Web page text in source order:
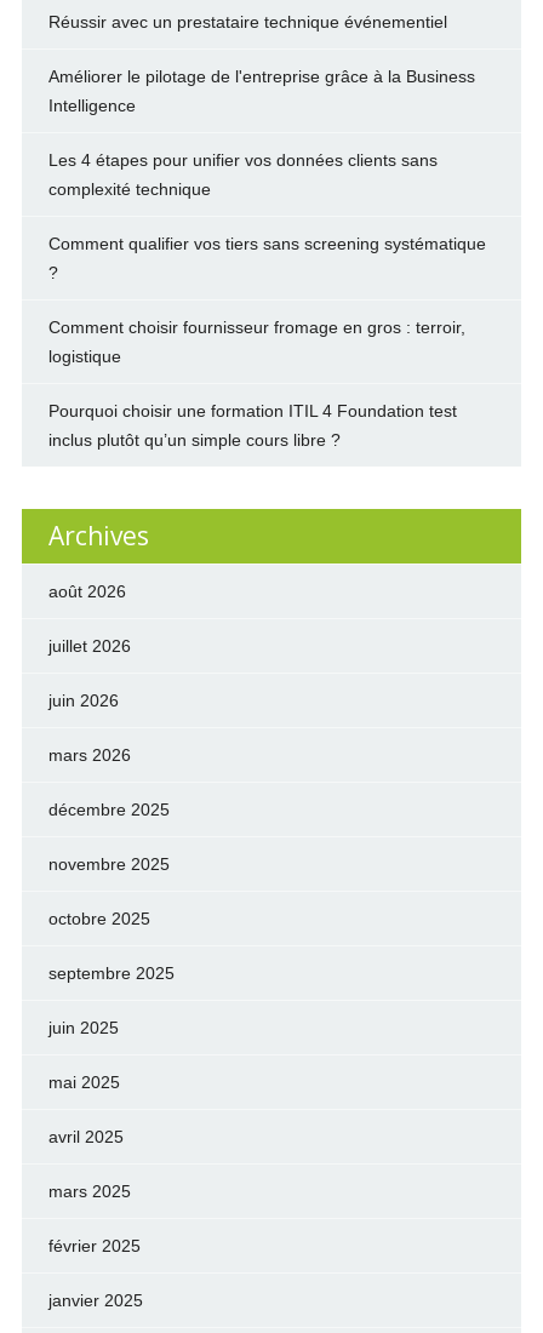
Réussir avec un prestataire technique événementiel
Améliorer le pilotage de l'entreprise grâce à la Business
Intelligence
Les 4 étapes pour unifier vos données clients sans
complexité technique
Comment qualifier vos tiers sans screening systématique
?
Comment choisir fournisseur fromage en gros : terroir,
logistique
Pourquoi choisir une formation ITIL 4 Foundation test
inclus plutôt qu’un simple cours libre ?
Archives
août 2026
juillet 2026
juin 2026
mars 2026
décembre 2025
novembre 2025
octobre 2025
septembre 2025
juin 2025
mai 2025
avril 2025
mars 2025
février 2025
janvier 2025